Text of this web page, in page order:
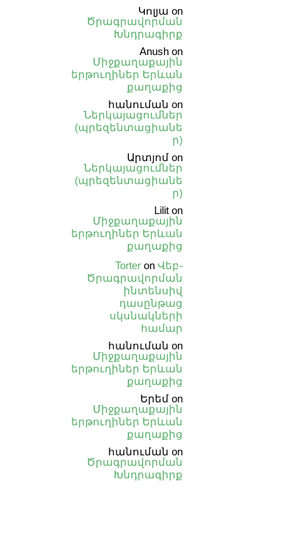
Կոլյա on
Ծրագրավորման
Խնդրագիրք
Anush on
Միջքաղաքային
երթուղիներ Երևան
քաղաքից
հանուման on
Ներկայացումներ
(պրեզենտացիանե
ր)
Արտյոմ on
Ներկայացումներ
(պրեզենտացիանե
ր)
Lilit on
Միջքաղաքային
երթուղիներ Երևան
քաղաքից
Torter on Վեբ֊
Ծրագրավորման
ինտենսիվ
դասընթաց
սկսնակների
համար
հանուման on
Միջքաղաքային
երթուղիներ Երևան
քաղաքից
Երեմ on
Միջքաղաքային
երթուղիներ Երևան
քաղաքից
հանուման on
Ծրագրավորման
Խնդրագիրք